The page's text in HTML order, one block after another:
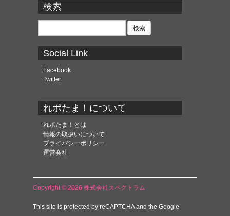
カ
イ
ブ
検索
検
Social Link
Facebook
Twitter
れポたま！について
れポたま！とは
情報の取扱いについて
プライバシーポリシー
運営会社
Copyright © 2026 株式会社スペクトラム
This site is protected by reCAPTCHA and the Google